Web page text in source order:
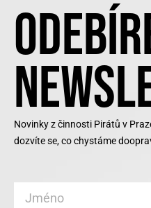
Novinky z činnosti Pirátů v
dozvíte se, co chystáme